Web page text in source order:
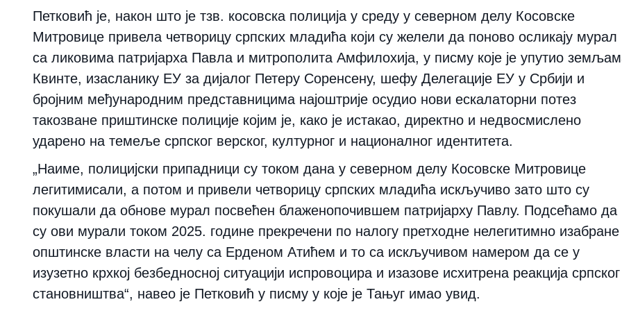
Петковић је, након што је тзв. косовска полиција у среду у северном делу Косовске
Митровице привела четворицу српских младића који су желели да поново осликају мурал
са ликовима патријарха Павла и митрополита Амфилохија, у писму које је упутио
Квинте, изасланику ЕУ за дијалог Петеру Соренсену, шефу Делегације ЕУ у Србији и
бројним међународним представницима најоштрије осудио нови ескалаторни потез
такозване приштинске полиције којим је, како је истакао, директно и недвосмислено
ударено на темеље српског верског, културног и националног идентитета.
„Наиме, полицијски припадници су током дана у северном делу Косовске Митровице
легитимисали, а потом и привели четворицу српских младића искључиво зато што су
покушали да обнове мурал посвећен блаженопочившем патријарху Павлу. Подсећамо да
су ови мурали током 2025. године прекречени по налогу претходне нелегитимно изабране
општинске власти на челу са Ерденом Атићем и то са искључивом намером да се у
изузетно крхкој безбедносној ситуацији испровоцира и изазове исхитрена реакција српског
становништва“, навео је Петковић у писму у које је Тањуг имао увид.